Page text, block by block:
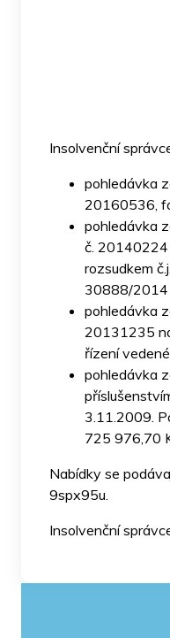
Insolvenční
pohledávka
20160536,
pohledávka
č. 20140224
rozsudkem
30888/2014
pohledávka
20131235
řízení
pohledávka
3.11.2009.
725 976,70
Nabídky se
9spx95u.
Insolvenční